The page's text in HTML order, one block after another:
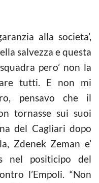
alla societa’,
salvezza e questa
pero’ non la
tutti. E non mi
pensavo che il
tornasse sui suoi
del Cagliari dopo
Zdenek Zeman e’
nel positicipo del
l’Empoli. “Non